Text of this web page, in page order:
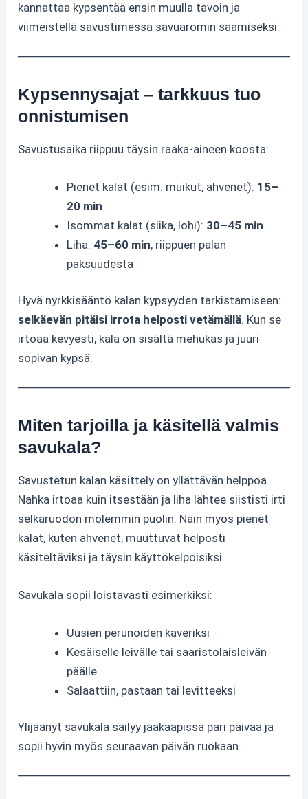
kannattaa kypsentää ensin muulla tavoin ja
viimeistellä savustimessa savuaromin saamiseksi.
Kypsennysajat – tarkkuus tuo
onnistumisen
Savustusaika riippuu täysin raaka-aineen koosta:
Pienet kalat (esim. muikut, ahvenet): 15–
20 min
Isommat kalat (siika, lohi): 30–45 min
Liha: 45–60 min, riippuen palan
paksuudesta
Hyvä nyrkkisääntö kalan kypsyyden tarkistamiseen:
selkäevän pitäisi irrota helposti vetämällä. Kun se
irtoaa kevyesti, kala on sisältä mehukas ja juuri
sopivan kypsä.
Miten tarjoilla ja käsitellä valmis
savukala?
Savustetun kalan käsittely on yllättävän helppoa.
Nahka irtoaa kuin itsestään ja liha lähtee siististi irti
selkäruodon molemmin puolin. Näin myös pienet
kalat, kuten ahvenet, muuttuvat helposti
käsiteltäviksi ja täysin käyttökelpoisiksi.
Savukala sopii loistavasti esimerkiksi:
Uusien perunoiden kaveriksi
Kesäiselle leivälle tai saaristolaisleivän
päälle
Salaattiin, pastaan tai levitteeksi
Ylijäänyt savukala säilyy jääkaapissa pari päivää ja
sopii hyvin myös seuraavan päivän ruokaan.